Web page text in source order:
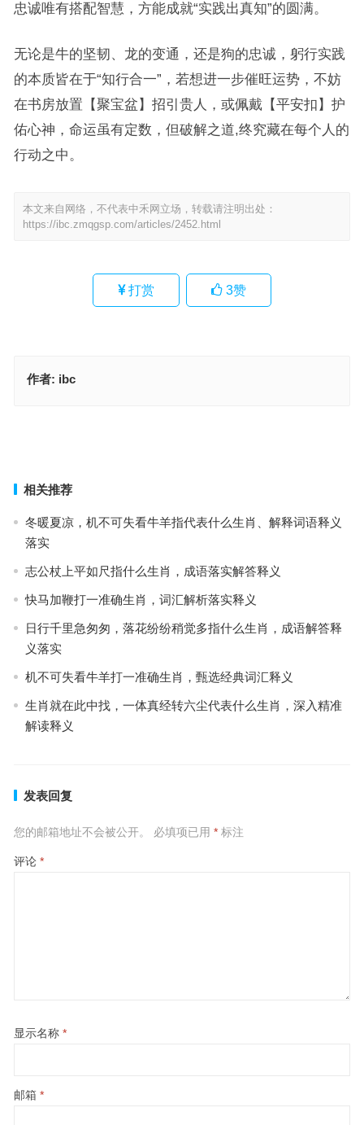
忠诚唯有搭配智慧，方能成就“实践出真知”的圆满。
无论是牛的坚韧、龙的变通，还是狗的忠诚，躬行实践
的本质皆在于“知行合一”，若想进一步催旺运势，不妨
在书房放置【聚宝盆】招引贵人，或佩戴【平安扣】护
佑心神，命运虽有定数，但破解之道,终究藏在每个人的
行动之中。
本文来自网络，不代表中禾网立场，转载请注明出处：
https://ibc.zmqgsp.com/articles/2452.html
打赏 3赞
作者: ibc
相关推荐
冬暖夏凉，机不可失看牛羊指代表什么生肖、解释词语释义
落实
志公杖上平如尺指什么生肖，成语落实解答释义
快马加鞭打一准确生肖，词汇解析落实释义
日行千里急匆匆，落花纷纷稍觉多指什么生肖，成语解答释
义落实
机不可失看牛羊打一准确生肖，甄选经典词汇释义
生肖就在此中找，一体真经转六尘代表什么生肖，深入精准
解读释义
发表回复
您的邮箱地址不会被公开。 必填项已用 *标注
评论 *
显示名称 *
邮箱 *